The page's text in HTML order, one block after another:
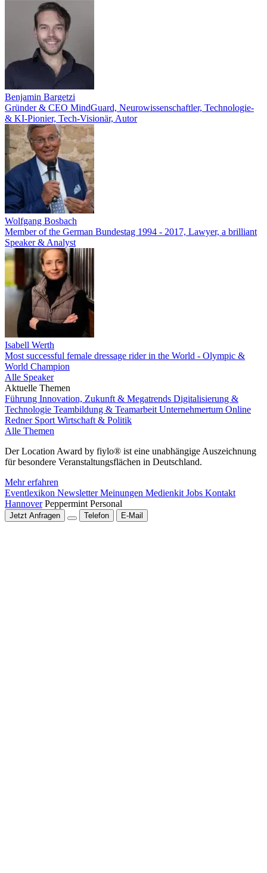
Benjamin Bargetzi
Gründer & CEO MindGuard, Neurowissenschaftler, Technologie-
& KI-Pionier, Tech-Visionär, Autor
Wolfgang Bosbach
Member of the German Bundestag 1994 - 2017, Lawyer, a brilliant
Speaker & Analyst
Isabell Werth
Most successful female dressage rider in the World - Olympic &
World Champion
Alle Speaker
Aktuelle Themen
Führung Innovation, Zukunft & Megatrends Digitalisierung &
Technologie Teambildung & Teamarbeit Unternehmertum Online
Redner Sport Wirtschaft & Politik
Alle Themen
Der Location Award by fiylo® ist eine unabhängige Auszeichnung
für besondere Veranstaltungsflächen in Deutschland.
Mehr erfahren
Eventlexikon NewsletterMeinungen Medienkit Jobs Kontakt
Hannover Peppermint Personal
Jetzt Anfragen Telefon E-Mail